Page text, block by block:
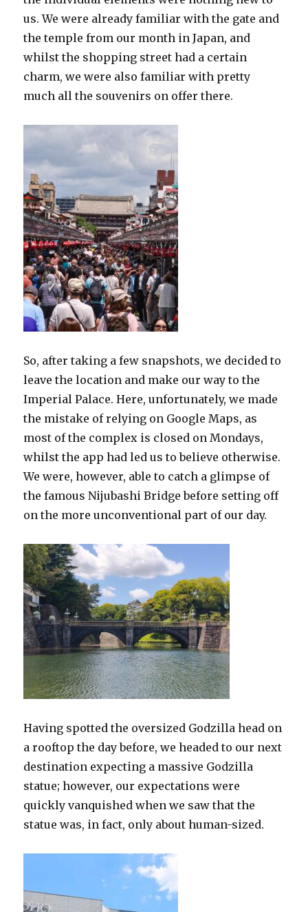
us. We were already familiar with the gate and
the temple from our month in Japan, and
whilst the shopping street had a certain
charm, we were also familiar with pretty
much all the souvenirs on offer there.
So, after taking a few snapshots, we decided to
leave the location and make our way to the
Imperial Palace. Here, unfortunately, we made
the mistake of relying on Google Maps, as
most of the complex is closed on Mondays,
whilst the app had led us to believe otherwise.
We were, however, able to catch a glimpse of
the famous Nijubashi Bridge before setting off
on the more unconventional part of our day.
Having spotted the oversized Godzilla head on
a rooftop the day before, we headed to our next
destination expecting a massive Godzilla
statue; however, our expectations were
quickly vanquished when we saw that the
statue was, in fact, only about human-sized.